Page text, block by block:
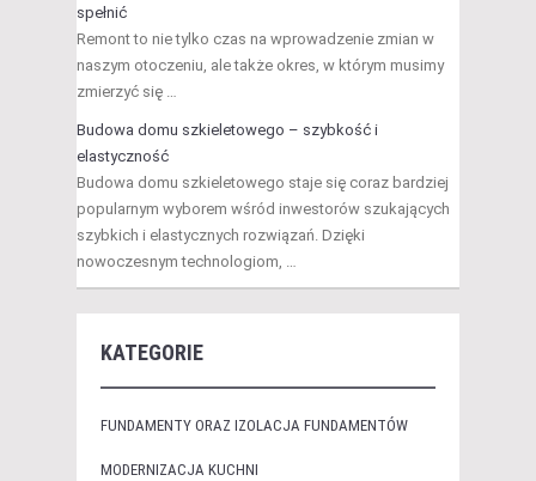
spełnić
Remont to nie tylko czas na wprowadzenie zmian w
naszym otoczeniu, ale także okres, w którym musimy
zmierzyć się …
Budowa domu szkieletowego – szybkość i
elastyczność
Budowa domu szkieletowego staje się coraz bardziej
popularnym wyborem wśród inwestorów szukających
szybkich i elastycznych rozwiązań. Dzięki
nowoczesnym technologiom, …
KATEGORIE
FUNDAMENTY ORAZ IZOLACJA FUNDAMENTÓW
MODERNIZACJA KUCHNI